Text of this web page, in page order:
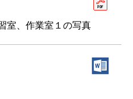
室、作業室１の写真